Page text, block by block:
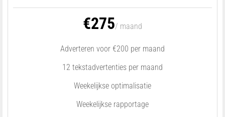
€275/ maand
Adverteren voor €200 per maand
12 tekstadvertenties per maand
Weekelijkse optimalisatie
Weekelijkse rapportage